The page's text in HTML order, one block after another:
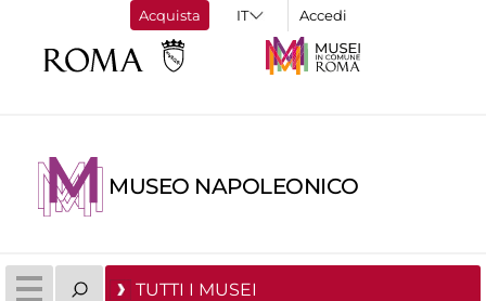
Acquista Accedi
MUSEO NAPOLEONICO
TUTTI I MUSEI